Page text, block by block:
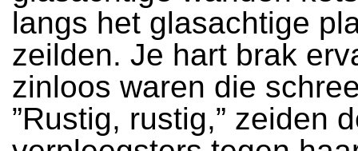
langs het glasachtige
zeilden. Je hart brak
zinloos waren die
”Rustig, rustig,” zeiden